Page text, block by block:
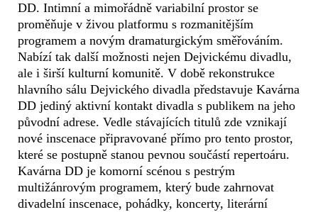
DD. Intimní a mimořádně variabilní prostor se
proměňuje v živou platformu s rozmanitějším
programem a novým dramaturgickým směřováním.
Nabízí tak další možnosti nejen Dejvickému divadlu,
ale i širší kulturní komunitě. V době rekonstrukce
hlavního sálu Dejvického divadla představuje Kavárna
DD jediný aktivní kontakt divadla s publikem na jeho
původní adrese. Vedle stávajících titulů zde vznikají
nové inscenace připravované přímo pro tento prostor,
které se postupně stanou pevnou součástí repertoáru.
Kavárna DD je komorní scénou s pestrým
multižánrovým programem, který bude zahrnovat
divadelní inscenace, pohádky, koncerty, literární